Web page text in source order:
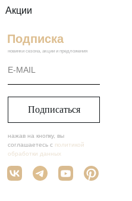
Акции
Подписаться
Подписка
нажав на кнопку, вы
соглашаетесь с политикой
обработки данных
новинки сезона, акции и предложения